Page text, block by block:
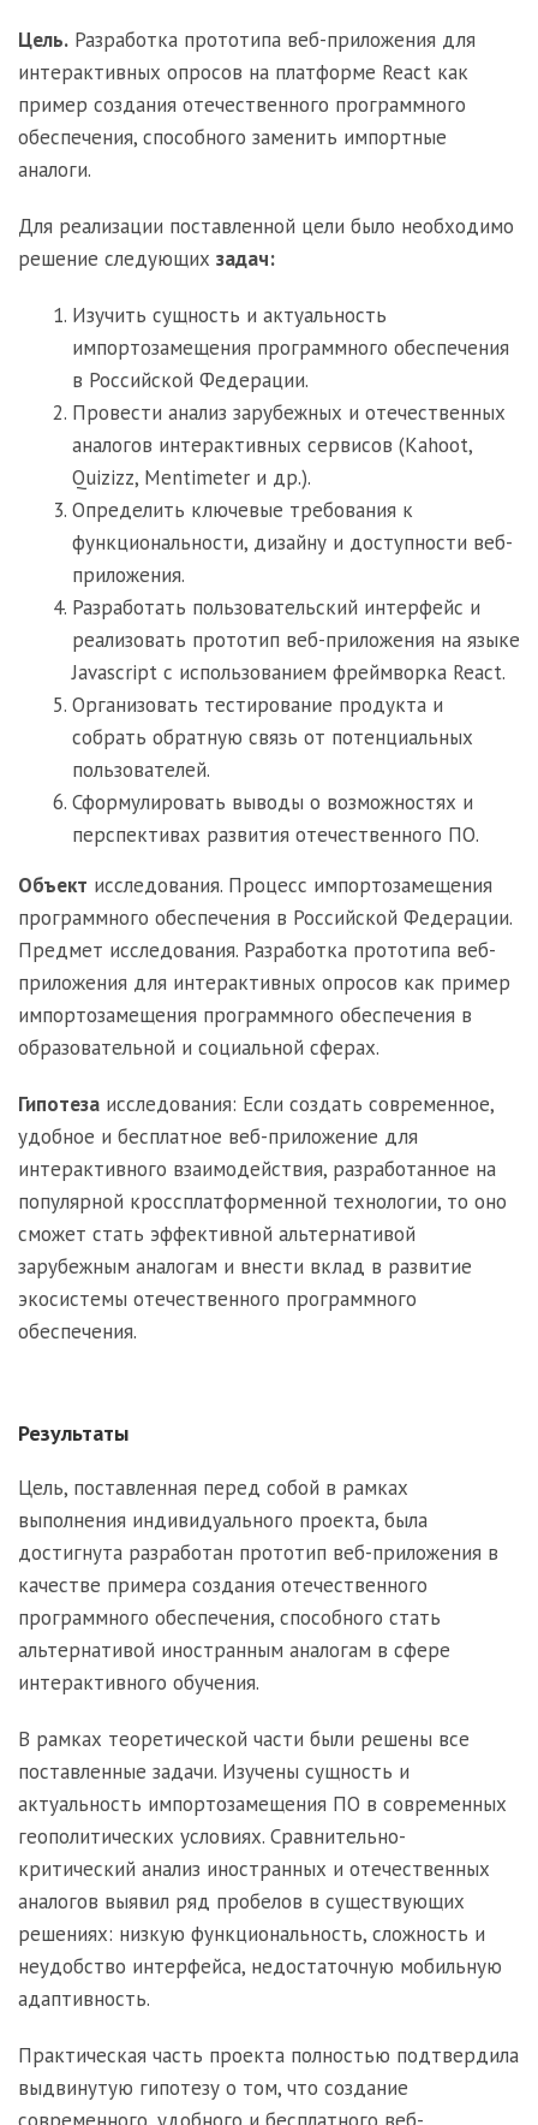
Цель. Разработка прототипа веб-приложения для
интерактивных опросов на платформе React как
пример создания отечественного программного
обеспечения, способного заменить импортные
аналоги.
Для реализации поставленной цели было необходимо
решение следующих задач:
Изучить сущность и актуальность
импортозамещения программного обеспечения
в Российской Федерации.
Провести анализ зарубежных и отечественных
аналогов интерактивных сервисов (Kahoot,
Quizizz, Mentimeter и др.).
Определить ключевые требования к
функциональности, дизайну и доступности веб-
приложения.
Разработать пользовательский интерфейс и
реализовать прототип веб-приложения на языке
Javascript с использованием фреймворка React.
Организовать тестирование продукта и
собрать обратную связь от потенциальных
пользователей.
Сформулировать выводы о возможностях и
перспективах развития отечественного ПО.
Объект исследования. Процесс импортозамещения
программного обеспечения в Российской Федерации.
Предмет исследования. Разработка прототипа веб-
приложения для интерактивных опросов как пример
импортозамещения программного обеспечения в
образовательной и социальной сферах.
Гипотеза исследования: Если создать современное,
удобное и бесплатное веб-приложение для
интерактивного взаимодействия, разработанное на
популярной кроссплатформенной технологии, то оно
сможет стать эффективной альтернативой
зарубежным аналогам и внести вклад в развитие
экосистемы отечественного программного
обеспечения.
Результаты
Цель, поставленная перед собой в рамках
выполнения индивидуального проекта, была
достигнута разработан прототип веб-приложения в
качестве примера создания отечественного
программного обеспечения, способного стать
альтернативой иностранным аналогам в сфере
интерактивного обучения.
В рамках теоретической части были решены все
поставленные задачи. Изучены сущность и
актуальность импортозамещения ПО в современных
геополитических условиях. Сравнительно-
критический анализ иностранных и отечественных
аналогов выявил ряд пробелов в существующих
решениях: низкую функциональность, сложность и
неудобство интерфейса, недостаточную мобильную
адаптивность.
Практическая часть проекта полностью подтвердила
выдвинутую гипотезу о том, что создание